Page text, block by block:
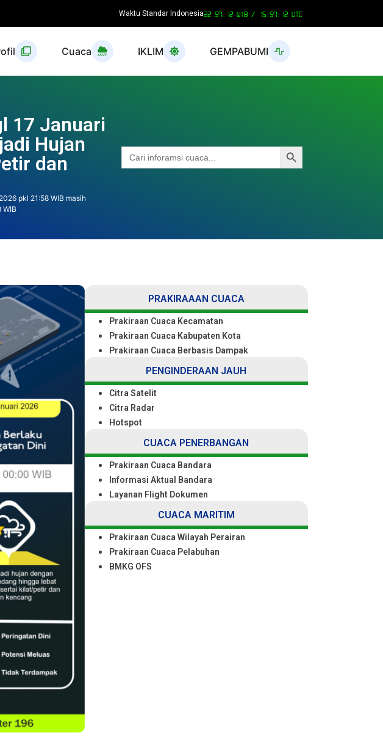
Waktu Standar Indonesia22:57:13 WIB / 15:57:13 UTC
Cuaca IKLIM GEMPABUMI
17 Januari
Hujan
dan
pkl 21:58 WIB masih
Search
for:
Search Button
PRAKIRAAAN CUACA
Prakiraan Cuaca Kecamatan
Prakiraan Cuaca Kabupaten Kota
Prakiraan Cuaca Berbasis Dampak
PENGINDERAAN JAUH
Citra Satelit
Citra Radar
Hotspot
CUACA PENERBANGAN
Prakiraan Cuaca Bandara
Informasi Aktual Bandara
Layanan Flight Dokumen
CUACA MARITIM
Prakiraan Cuaca Wilayah Perairan
Prakiraan Cuaca Pelabuhan
BMKG OFS